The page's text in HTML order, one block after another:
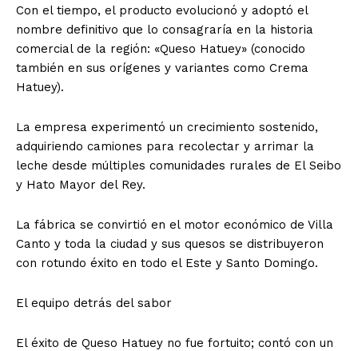
Con el tiempo, el producto evolucionó y adoptó el
nombre definitivo que lo consagraría en la historia
comercial de la región: «Queso Hatuey» (conocido
también en sus orígenes y variantes como Crema
Hatuey).
​La empresa experimentó un crecimiento sostenido,
adquiriendo camiones para recolectar y arrimar la
leche desde múltiples comunidades rurales de El Seibo
y Hato Mayor del Rey.
La fábrica se convirtió en el motor económico de Villa
Canto y toda la ciudad y sus quesos se distribuyeron
con rotundo éxito en todo el Este y Santo Domingo.
​El equipo detrás del sabor
​El éxito de Queso Hatuey no fue fortuito; contó con un